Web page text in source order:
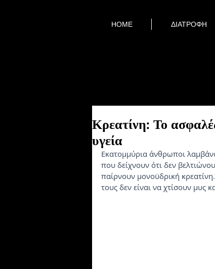
Κρεατίνη: Το
υγεία
Εκατομμύρια άνθρωποι
που δείχνουν ότι δεν
παίρνουν μονοϋδρική
τους δεν είναι να χτίσουν μυς
HOME ΔΙΑΤΡΟΦΗ